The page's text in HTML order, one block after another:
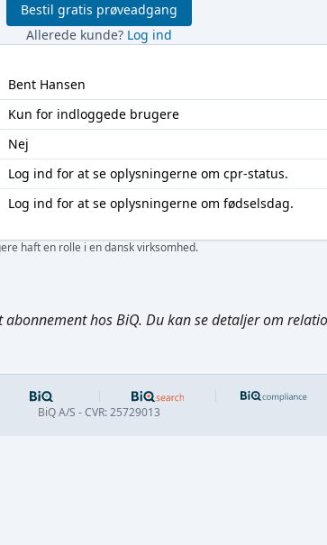
Bestil gratis prøveadgang
Allerede kunde? Log ind
Bent Hansen
Kun for indloggede brugere
Nej
Log ind for at se oplysningerne om cpr-status.
Log ind for at se oplysningerne om fødselsdag.
haft en rolle i en dansk virksomhed.
hos BiQ. Du kan se detaljer om
BiQ A/S - CVR: 25729013